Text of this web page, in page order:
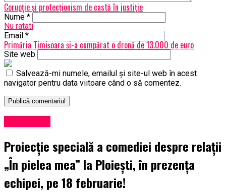
Corupție și protecționism de castă în justiție
Nu ratati
Primăria Timişoara şi-a cumpărat o dronă de 13.000 de euro
Nume *
Email *
Site web
Salvează-mi numele, emailul și site-ul web în acest
navigator pentru data viitoare când o să comentez.
Proiecție specială a comediei despre relații
„În pielea mea” la Ploiești, în prezența
echipei, pe 18 februarie!